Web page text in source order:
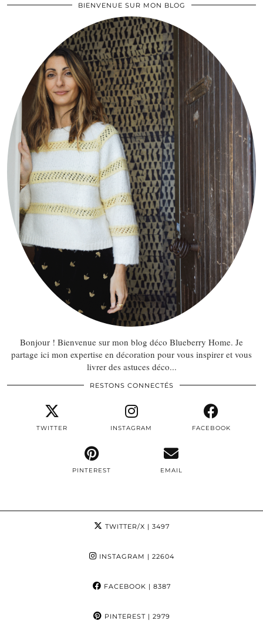
BIENVENUE SUR MON BLOG
Bonjour ! Bienvenue sur mon blog déco Blueberry Home. Je
partage ici mon expertise en décoration pour vous inspirer et vous
livrer des astuces déco...
RESTONS CONNECTÉS
TWITTER INSTAGRAM FACEBOOK
PINTEREST EMAIL
TWITTER/X | 3497
INSTAGRAM | 22604
FACEBOOK | 8387
PINTEREST| 2979